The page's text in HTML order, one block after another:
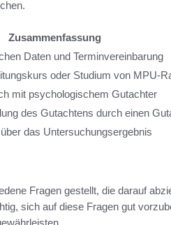
Zusammenfassung
Daten und Terminvereinbarung
oder Studium von MPU-
mit psychologischem Gutachter
des Gutachtens durch einen
das Untersuchungsergebnis
Fragen gestellt, die darauf
sich auf diese Fragen gut